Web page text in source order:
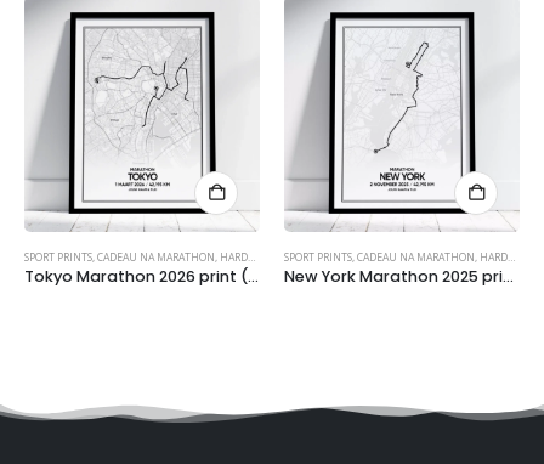
,HARDLOPEN,POSTERS
SPORT PRINTS,CADEAU NA MARATHON, HARDLOOP EVENTS ,HARDLOPEN,POSTERS
Tokyo Marathon 2026 print (met naam & tijd)
SPORT PRINTS,CADEAU NA MARATHON, HARDLOOP EVENTS
New York Marathon 2025 print (met naam & tijd)